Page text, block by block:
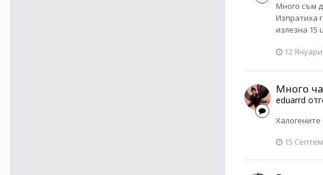
Много съм
Изпратиха
излезна 15
12
Много
eduarrd
15